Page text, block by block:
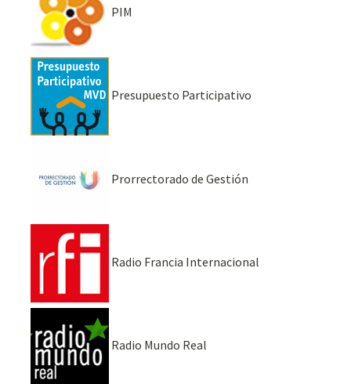
PIM
Presupuesto Participativo
Prorrectorado de Gestión
Radio Francia Internacional
Radio Mundo Real